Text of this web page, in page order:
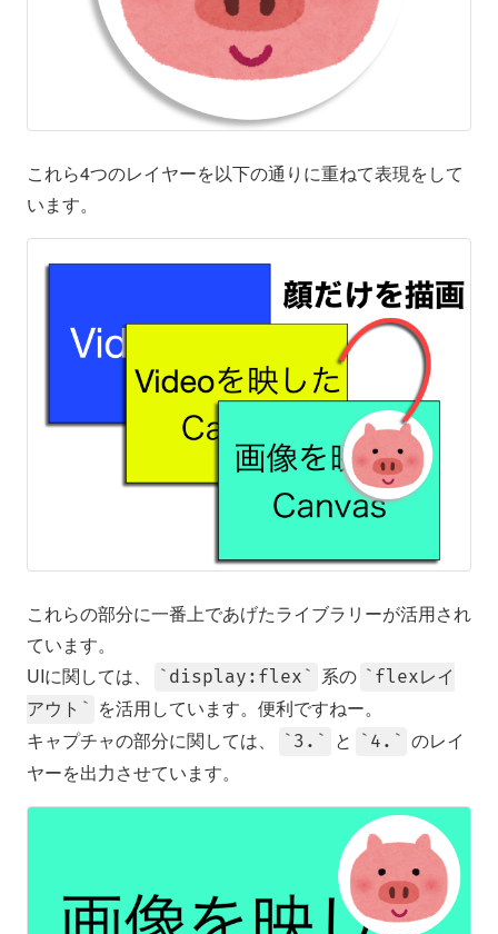
これら4つのレイヤーを以下の通りに重ねて表現をして
います。
これらの部分に一番上であげたライブラリーが活用され
ています。
UIに関しては、
display:flex 系の
flexレイ
アウト
を活用しています。便利ですねー。
キャプチャの部分に関しては、
3. と 4.
のレイ
ヤーを出力させています。